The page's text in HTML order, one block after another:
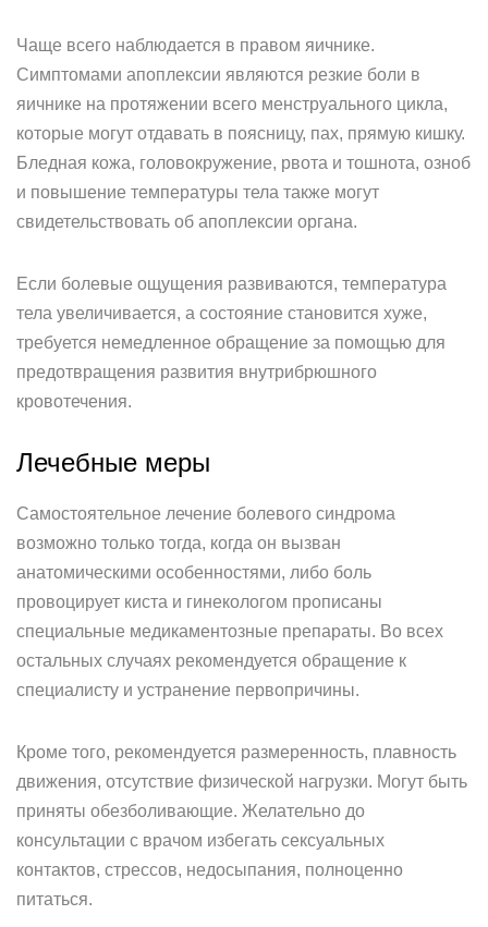
Чаще всего наблюдается в правом яичнике.
Симптомами апоплексии являются резкие боли в
яичнике на протяжении всего менструального цикла,
которые могут отдавать в поясницу, пах, прямую кишку.
Бледная кожа, головокружение, рвота и тошнота, озноб
и повышение температуры тела также могут
свидетельствовать об апоплексии органа.
Если болевые ощущения развиваются, температура
тела увеличивается, а состояние становится хуже,
требуется немедленное обращение за помощью для
предотвращения развития внутрибрюшного
кровотечения.
Лечебные меры
Самостоятельное лечение болевого синдрома
возможно только тогда, когда он вызван
анатомическими особенностями, либо боль
провоцирует киста и гинекологом прописаны
специальные медикаментозные препараты. Во всех
остальных случаях рекомендуется обращение к
специалисту и устранение первопричины.
Кроме того, рекомендуется размеренность, плавность
движения, отсутствие физической нагрузки. Могут быть
приняты обезболивающие. Желательно до
консультации с врачом избегать сексуальных
контактов, стрессов, недосыпания, полноценно
питаться.